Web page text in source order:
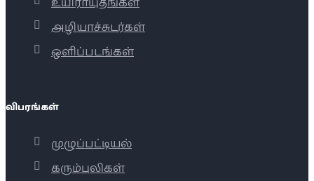
அழியாச்சுடர்கள்
ஒளிப்படங்கள்
விபரங்கள்
முழுப்பட்டியல்
கரும்புலிகள்